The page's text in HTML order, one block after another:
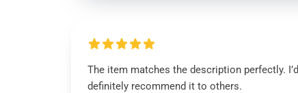
The item matches the description perfectly. I’d
definitely recommend it to others.